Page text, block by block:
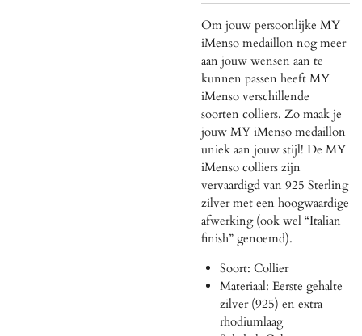
Om jouw persoonlijke MY
iMenso medaillon nog meer
aan jouw wensen aan te
kunnen passen heeft MY
iMenso verschillende
soorten colliers. Zo maak je
jouw MY iMenso medaillon
uniek aan jouw stijl! De MY
iMenso colliers zijn
vervaardigd van 925 Sterling
zilver met een hoogwaardige
afwerking (ook wel “Italian
finish” genoemd).
Soort: Collier
Materiaal: Eerste gehalte
zilver (925) en extra
rhodiumlaag